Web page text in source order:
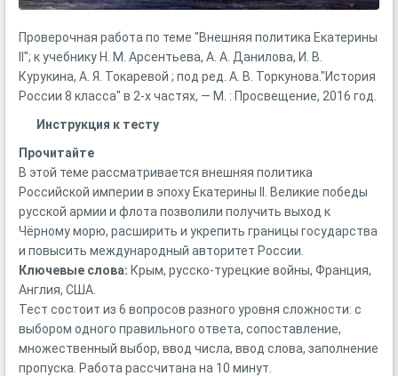
Проверочная работа по теме "Внешняя политика Екатерины
II"; к учебнику Н. М. Арсентьева, А. А. Данилова, И. В.
Курукина, А. Я. Токаревой ; под ред. А. В. Торкунова."История
России 8 класса" в 2-х частях, — М. : Просвещение, 2016 год.
Инструкция к тесту
Прочитайте
В этой теме рассматривается внешняя политика
Российской империи в эпоху Екатерины II. Великие победы
русской армии и флота позволили получить выход к
Чёрному морю, расширить и укрепить границы государства
и повысить международный авторитет России.
Ключевые слова: Крым, русско-турецкие войны, Франция,
Англия, США.
Тест состоит из 6 вопросов разного уровня сложности: с
выбором одного правильного ответа, сопоставление,
множественный выбор, ввод числа, ввод слова, заполнение
пропуска. Работа рассчитана на 10 минут.